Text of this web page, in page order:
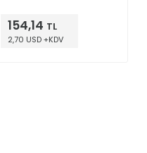
7.62mm)
154,14 TL
2,70 USD +KDV